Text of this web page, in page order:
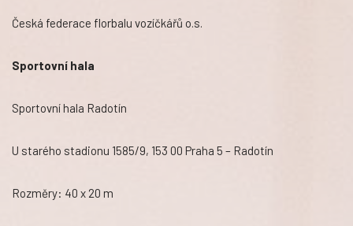
Česká federace florbalu vozíčkářů o.s.
Sportovní hala
Sportovní hala Radotín
U starého stadionu 1585/9, 153 00 Praha 5 – Radotín
Rozměry: 40 x 20 m